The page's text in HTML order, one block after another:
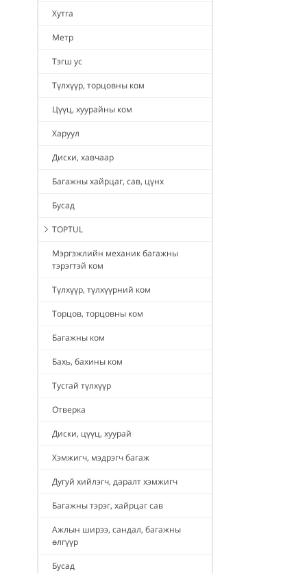
Хутга
Метр
Тэгш ус
Түлхүүр, торцовны ком
Цүүц, хуурайны ком
Харуул
Диски, хавчаар
Багажны хайрцаг, сав, цүнх
Бусад
TOPTUL
Мэргэжлийн механик багажны
тэрэгтэй ком
Түлхүүр, түлхүүрний ком
Торцов, торцовны ком
Багажны ком
Бахь, бахины ком
Тусгай түлхүүр
Отверка
Диски, цүүц, хуурай
Хэмжигч, мэдрэгч багаж
Дугуй хийлэгч, даралт хэмжигч
Багажны тэрэг, хайрцаг сав
Ажлын ширээ, сандал, багажны
өлгүүр
Бусад